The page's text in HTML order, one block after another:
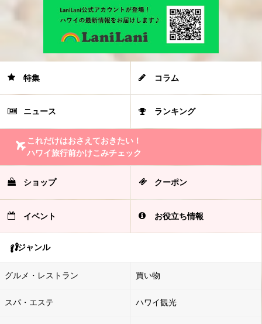
特集 コラム
ニュース ランキング
これだけはおさえておきたい！
ハワイ旅行前かけこみチェック
ショップ クーポン
イベント お役立ち情報
ジャンル
グルメ・レストラン 買い物
スパ・エステ ハワイ観光